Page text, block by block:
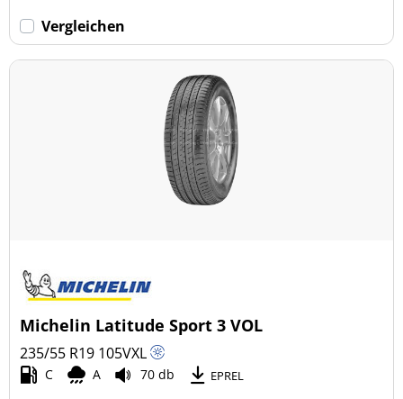
Vergleichen
Michelin Latitude Sport 3 VOL
235/55 R19 105VXL
C A 70 db EPREL